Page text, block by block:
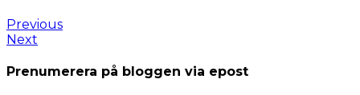
Previous
Next
Prenumerera på bloggen via epost